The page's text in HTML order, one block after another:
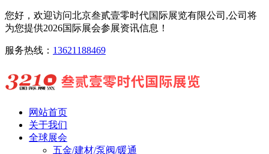
您好，欢迎访问北京叁贰壹零时代国际展览有限公司,公司将
为您提供2026国际展会参展资讯信息！
服务热线： 13621188469
网站首页
关于我们
全球展会
五金/建材/泵阀/暖通